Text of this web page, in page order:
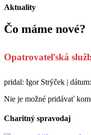
Aktuality
Čo máme nové?
Opatrovateľská
pridal: Igor Strýček |
Nie je možné pridávať
Charitný spravodaj